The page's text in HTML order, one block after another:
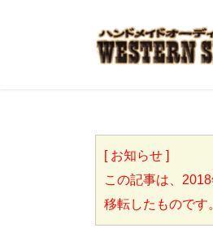
[ お知らせ ]
この記事は、
移転したものです